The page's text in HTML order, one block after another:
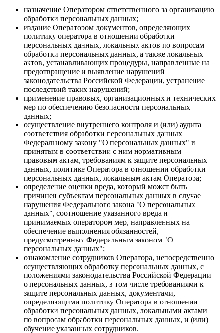
назначение Оператором ответственного за организацию
обработки персональных данных;
издание Оператором документов, определяющих
политику оператора в отношении обработки
персональных данных, локальных актов по вопросам
обработки персональных данных, а также локальных
актов, устанавливающих процедуры, направленные на
предотвращение и выявление нарушений
законодательства Российской Федерации, устранение
последствий таких нарушений;
применение правовых, организационных и технических
мер по обеспечению безопасности персональных
данных;
осуществление внутреннего контроля и (или) аудита
соответствия обработки персональных данных
Федеральному закону "О персональных данных" и
принятым в соответствии с ним нормативным
правовым актам, требованиям к защите персональных
данных, политике Оператора в отношении обработки
персональных данных, локальным актам Оператора;
определение оценки вреда, который может быть
причинен субъектам персональных данных в случае
нарушения Федерального закона "О персональных
данных", соотношение указанного вреда и
принимаемых оператором мер, направленных на
обеспечение выполнения обязанностей,
предусмотренных Федеральным законом "О
персональных данных";
ознакомление сотрудников Оператора, непосредственно
осуществляющих обработку персональных данных, с
положениями законодательства Российской Федерации
о персональных данных, в том числе требованиями к
защите персональных данных, документами,
определяющими политику Оператора в отношении
обработки персональных данных, локальными актами
по вопросам обработки персональных данных, и (или)
обучение указанных сотрудников.